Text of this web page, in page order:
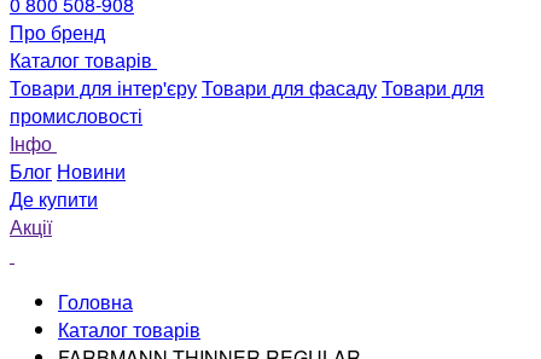
Про бренд
Каталог товарів
Товари для інтер'єруТовари для фасадуТовари для
промисловості
Інфо
Блог Новини
Де купити
Акції
Головна
Каталог товарів